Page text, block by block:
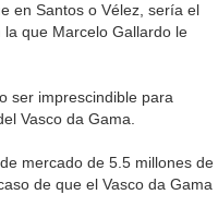
en Santos o Vélez, sería el
que Marcelo Gallardo le
ser imprescindible para
Vasco da Gama.
mercado de 5.5 millones de
de que el Vasco da Gama